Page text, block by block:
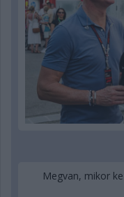
Megvan, mikor